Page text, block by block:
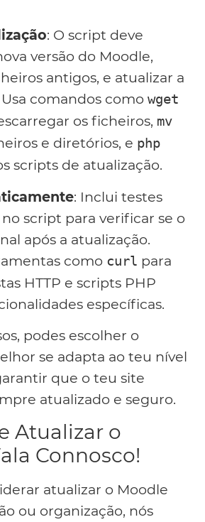
: O script deve
versão do Moodle,
antigos, e atualizar a
comandos como wget
os ficheiros, mv
e diretórios, e php
scripts de atualização.
: Inclui testes
script para verificar se o
após a atualização.
como curl para
HTTP e scripts PHP
específicas.
podes escolher o
se adapta ao teu nível
que o teu site
atualizado e seguro.
Atualizar o
Connosco!
atualizar o Moodle
ou organização, nós